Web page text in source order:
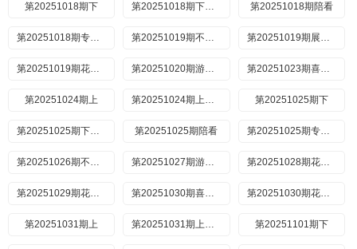
第20251018期下 第20251018期下纯享 第20251018期陪看
第20251018期专门陪你看 第20251019期不好笑惩罚室 第20251019期展演版
第20251019期花絮合集 第20251020期游戏时间 第20251023期喜人聚会
第20251024期上 第20251024期上纯享 第20251025期下
第20251025期下纯享版 第20251025期陪看 第20251025期专门陪你看
第20251026期不好笑惩罚室 第20251027期游戏时间 第20251028期花絮合集
第20251029期花絮合集 第20251030期喜人聚会 第20251030期花絮合集
第20251031期上 第20251031期上纯享 第20251101期下